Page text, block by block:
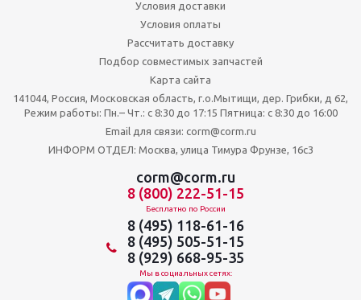
Условия доставки
Условия оплаты
Рассчитать доставку
Подбор совместимых запчастей
Карта сайта
141044, Россия, Московская область, г.о.Мытищи, дер. Грибки, д 62,
Режим работы: Пн.– Чт.: с 8:30 до 17:15 Пятница: c 8:30 до 16:00
Email для связи: corm@corm.ru
ИНФОРМ ОТДЕЛ: Москва, улица Тимура Фрунзе, 16с3
corm@corm.ru
8 (800) 222-51-15
Бесплатно по России
8 (495) 118-61-16
8 (495) 505-51-15
8 (929) 668-95-35
Мы в социальных сетях: